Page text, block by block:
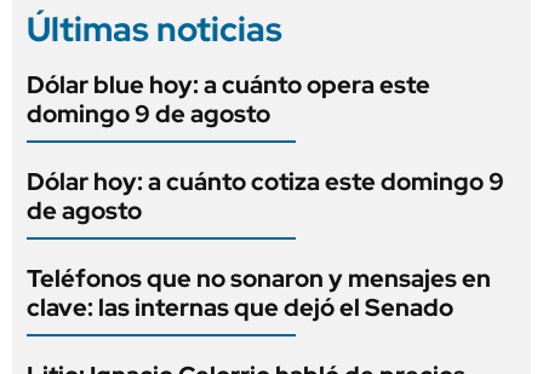
Últimas noticias
Dólar blue hoy: a cuánto opera este
domingo 9 de agosto
Dólar hoy: a cuánto cotiza este domingo 9
de agosto
Teléfonos que no sonaron y mensajes en
clave: las internas que dejó el Senado